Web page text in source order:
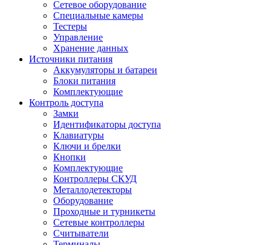
Сетевое оборудование
Специальные камеры
Тестеры
Управление
Хранение данных
Источники питания
Аккумуляторы и батареи
Блоки питания
Комплектующие
Контроль доступа
Замки
Идентификаторы доступа
Клавиатуры
Ключи и брелки
Кнопки
Комплектующие
Контроллеры СКУД
Металлодетекторы
Оборудование
Проходные и турникеты
Сетевые контроллеры
Считыватели